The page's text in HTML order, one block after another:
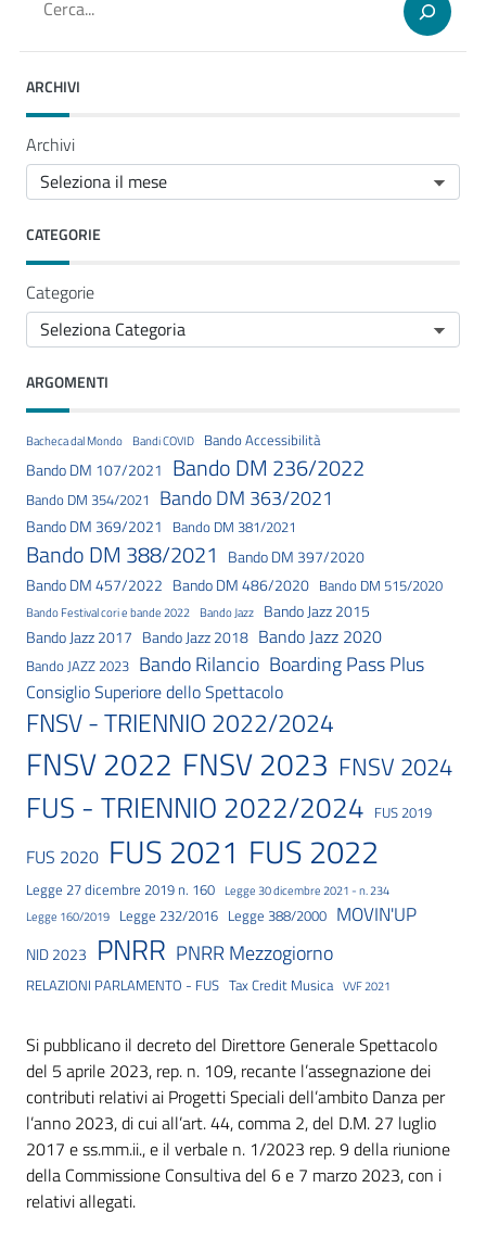
Cerca
ARCHIVI
Archivi
CATEGORIE
Categorie
ARGOMENTI
Bacheca dal Mondo Bandi COVID Bando Accessibilità
Bando DM 107/2021 Bando DM 236/2022
Bando DM 354/2021 Bando DM 363/2021
Bando DM 369/2021 Bando DM 381/2021
Bando DM 388/2021 Bando DM 397/2020
Bando DM 457/2022 Bando DM 486/2020 Bando DM 515/2020
Bando Festival cori e bande 2022 Bando Jazz
Bando Jazz 2015
Bando Jazz 2017 Bando Jazz 2018 Bando Jazz 2020
Bando JAZZ 2023 Bando Rilancio Boarding Pass Plus
Consiglio Superiore dello Spettacolo
FNSV - TRIENNIO 2022/2024
FNSV 2022 FNSV 2023 FNSV 2024
FUS - TRIENNIO 2022/2024 FUS 2019
FUS 2020 FUS 2021 FUS 2022
Legge 27 dicembre 2019 n. 160
Legge 30 dicembre 2021 - n. 234
Legge 160/2019
Legge 232/2016 Legge 388/2000 MOVIN'UP
NID 2023 PNRR PNRR Mezzogiorno
RELAZIONI PARLAMENTO - FUS Tax Credit Musica VVF 2021
Si pubblicano il decreto del Direttore Generale Spettacolo
del 5 aprile 2023, rep. n. 109, recante l’assegnazione dei
contributi relativi ai Progetti Speciali dell’ambito Danza per
l’anno 2023, di cui all’art. 44, comma 2, del D.M. 27 luglio
2017 e ss.mm.ii., e il verbale n. 1/2023 rep. 9 della riunione
della Commissione Consultiva del 6 e 7 marzo 2023, con i
relativi allegati.